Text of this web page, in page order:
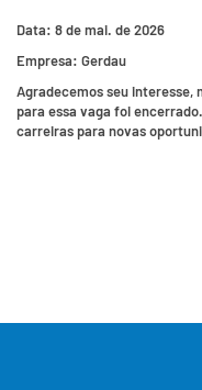
Data: 8 de mai. de 2026
Empresa: Gerdau
Agradecemos seu interesse,
para essa vaga foi
carreiras para novas